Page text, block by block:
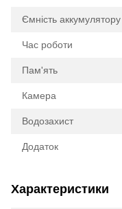
Ємність аккумулятору
Час роботи
Пам'ять
Камера
Водозахист
Додаток
Характеристики